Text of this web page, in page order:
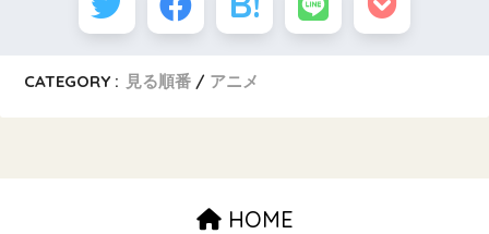
CATEGORY : 見る順番 アニメ
HOME